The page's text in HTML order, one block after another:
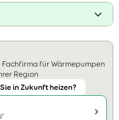
für Wärmepumpen
Region
in Zukunft heizen?